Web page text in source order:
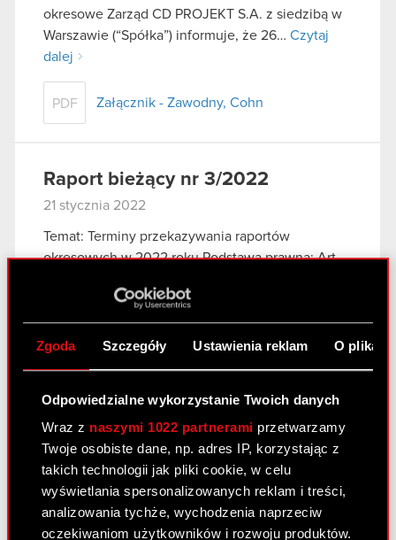
Zgoda Szczegóły Ustawienia reklam O
Odpowiedzialne wykorzystanie Twoich danych
Wraz z naszymi 1022 partnerami przetwarzamy
Twoje osobiste dane, np. adres IP, korzystając z
takich technologii jak pliki cookie, w celu
wyświetlania spersonalizowanych reklam i treści,
analizowania tychże, wychodzenia naprzeciw
oczekiwaniom użytkowników i rozwoju produktów.
okresowe Zarząd CD PROJEKT S.A. z siedzibą w
Warszawie (“Spółka”) informuje, że 26… Czytaj
dalej
PDF Załącznik - Zawodny, Cohn
Raport bieżący nr 3/2022
21 stycznia 2022
Temat: Terminy przekazywania raportów
okresowych w 2022 roku Podstawa prawna: Art.
bieżące i okresowe Zarząd CD PROJEKT S.A. z
siedzibą w Warszawie, przy ul. Jagiellońskiej…
Czytaj dalej
Raport bieżący nr 2/2022
11 stycznia 2022
Temat: Aktualizacja informacji dotyczącej pozwu
zbiorowego w USA Podstawa prawna: Art. 17 MAR
– Informacje poufne W nawiązaniu do raportu
bieżącego nr 45/2021 z 16 grudnia 2021 roku,